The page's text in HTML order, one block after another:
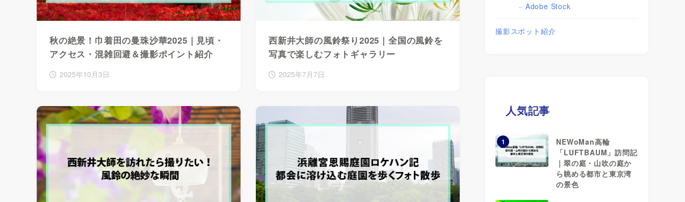
秋の絶景！巾着田の曼珠沙華2025｜見頃・
アクセス・混雑回避＆撮影ポイント紹介
2025年10月3日
西新井大師の風鈴祭り2025｜全国の風鈴を
写真で楽しむフォトギャラリー
2025年7月7日
Adobe Stock
撮影スポット紹介
人気記事
1
NEWoMan高輪
「LUFTBAUM」訪問記
｜翠の庭・山吹の庭か
ら眺める都市と東京湾
の景色